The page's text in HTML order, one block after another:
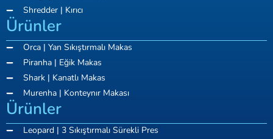
Shredder | Kırıcı
Ürünler
Orca | Yan Sıkıştırmalı Makas
Piranha | Eğik Makas
Shark | Kanatlı Makas
Murenha | Konteynır Makası
Ürünler
Leopard | 3 Sıkıştırmalı Sürekli Pres